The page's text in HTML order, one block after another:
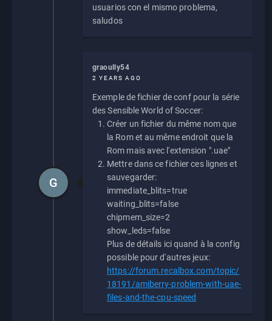
usuarios con el mismo problema,
saludos
graoully54
2 YEARS AGO
Exemple de fichier de conf pour la série
des Sensible World of Soccer:
Créer un fichier du même nom que
la Rom et au même endroit que la
Rom mais avec l'extension ".uae"
Mettre dans ce fichier ces lignes et
sauvegarder:
immediate_blits=true
waiting_blits=false
chipmem_size=2
show_leds=false
Plus de détails ici quand à la config
possible pour d'autres jeux:
https://forum.recalbox.com/topic/
18191/amiberry-problem-with-uae-
files-and-the-cpu-speed
G